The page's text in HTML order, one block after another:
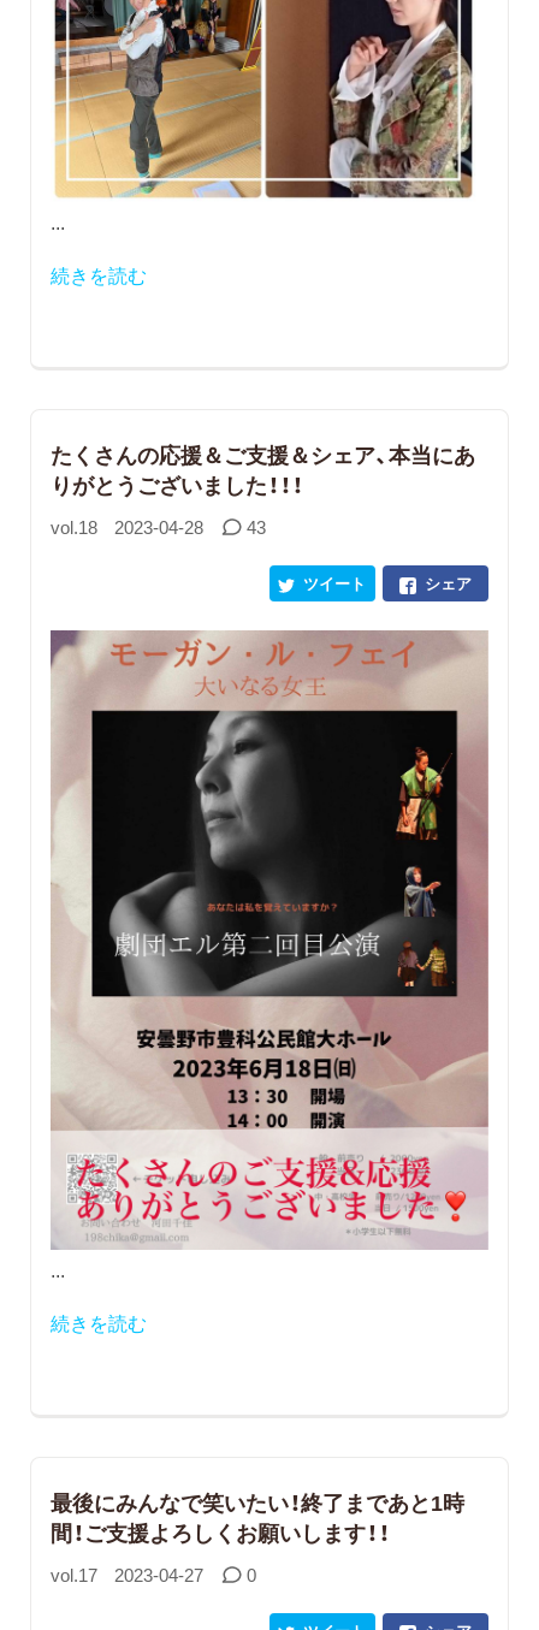
...
続きを読む
​たくさんの応援＆ご支援＆シェア、本当にあ
りがとうございました！！！
vol.18 2023-04-28 43
シェア
ツイート
...
続きを読む
最後にみんなで笑いたい！終了まであと1時
間！ご支援よろしくお願いします！！
vol.17 2023-04-27 0